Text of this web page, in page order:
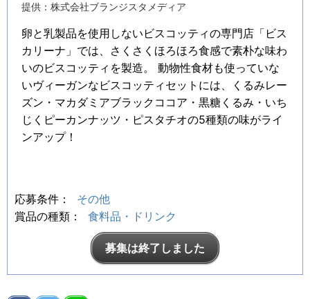
提供：株式会社ブランジスタメディア
卵と乳製品を使用しないビスコッティの専門店「ビス
カリーナ」では、さくさくほろほろ食感で素朴な味わ
いのビスコッティを製造。 動物性食材も使っていな
いヴィーガンなビスコッティセットには、くるみレー
ズン・マカダミアブラックココア・黒糖くるみ・いち
じくピーカンナッツ・ピスタチオの5種類の味がライ
ンアップ！
応募条件：
その他
賞品の種類：
食料品・ドリンク
募集は終了しました